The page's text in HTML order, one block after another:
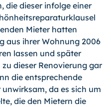
die dieser infolge einer
Mieter hatten
aus ihrer Wohnung 2006
lassen und später
dieser Renovierung gar
die entsprechende
da es sich um
die den Mietern die